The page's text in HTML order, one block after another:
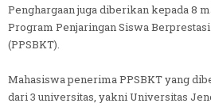
Penghargaan juga diberikan kepada 8
Program Penjaringan Siswa
(PPSBKT).
Mahasiswa penerima PPSBKT yang
dari 3 universitas, yakni Universitas